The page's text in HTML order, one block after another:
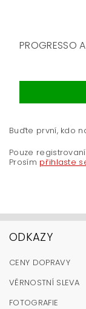
PROGRESSO
Buďte první, kdo
Pouze
Prosím přihlaste
ODKAZY
CENY DOPRAVY
VĚRNOSTNÍ SLEVA
FOTOGRAFIE